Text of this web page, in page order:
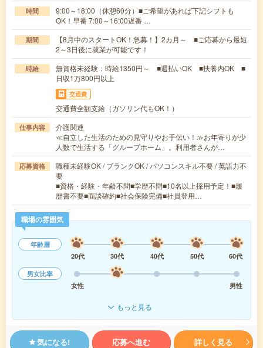
時間
9:00～18:00（休憩60分）■ご希望があれば下記シフトも
OK！早番 7:00～16:00遅番 …
期間
【8月中のスタートOK！急募！】2カ月～ ■ご応募から最短
2～3日後に就業が可能です！
時給
無資格未経験：時給1350円～ ■週払いOK ■扶養内OK ■
日収1万800円以上
交通費
交通費全額支給（ガソリン代もOK！）
仕事内容
介護関連
≪自立した生活のための見守りやお手伝い！≫お年寄りが少
人数で生活する「グループホーム」。利用者さんが…
応募資格
職種未経験OK / ブランクOK / パソコンスキル不要 / 英語力不
要
■資格・経験・年齢不問■学歴不問■10名以上採用予定！■履
歴書不要■面談確約■社会保険完備■社員登用…
職場の雰囲気
年齢層
20代
30代 40代 50代
60代
男女比率
女性
男性
もっと見る
気になる! 応募へ進む 詳しく見る